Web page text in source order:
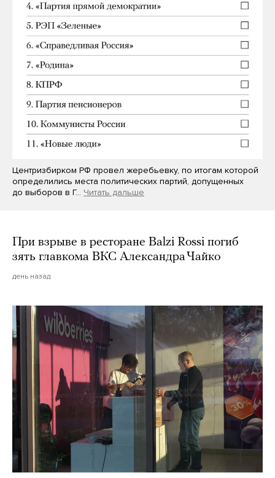
Центризбирком РФ провел жеребьевку, по итогам которой
определились места политических партий, допущенных
до выборов в Г… Читать дальше
При взрыве в ресторане Balzi Rossi погиб
зять главкома ВКС Александра Чайко
день назад